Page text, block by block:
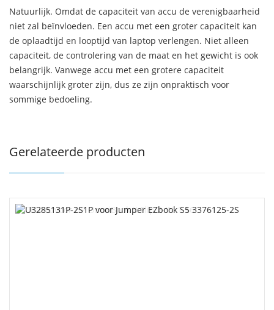
Natuurlijk. Omdat de capaciteit van accu de verenigbaarheid
niet zal beïnvloeden. Een accu met een groter capaciteit kan
de oplaadtijd en looptijd van laptop verlengen. Niet alleen
capaciteit, de controlering van de maat en het gewicht is ook
belangrijk. Vanwege accu met een grotere capaciteit
waarschijnlijk groter zijn, dus ze zijn onpraktisch voor
sommige bedoeling.
Gerelateerde producten